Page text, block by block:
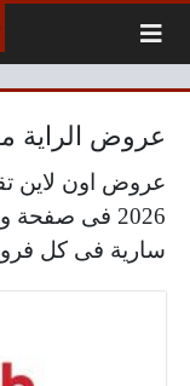
عروض الراية
عروض اون لاين
2026 فى
سارية فى كل